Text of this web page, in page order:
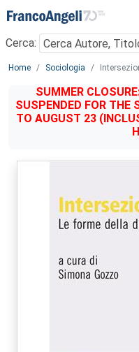
Menu
Cerca:
Main content
Home Sociologia
SUMMER
SUSPENDED FOR THE
TO AUGUST 23